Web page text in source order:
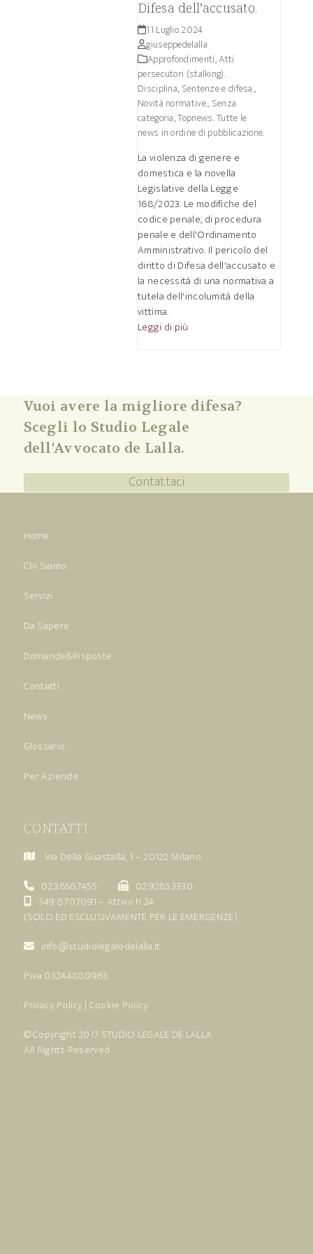
Difesa dell’accusato.
11 Luglio 2024
giuseppedelalla
Approfondimenti,Atti
persecutori (stalking).
Disciplina, Sentenze e difesa.,
Novità normative., Senza
categoria,Topnews. Tutte le
news in ordine di pubblicazione.
La violenza di genere e
domestica e la novella
Legislative della Legge
168/2023. Le modifiche del
codice penale, di procedura
penale e dell'Ordinamento
Amministrativo. Il pericolo del
diritto di Difesa dell'accusato e
la necessità di una normativa a
tutela dell'incolumità della
vittima.
Leggi di più
Vuoi avere la migliore difesa?
Scegli lo Studio Legale
dell'Avvocato de Lalla.
Contattaci
Home
Chi Siamo
Servizi
Da Sapere
Domande&Risposte
Contatti
News
Glossario
Per Aziende
CONTATTI
Via Della Guastalla, 1 – 20122 Milano
02.36567455
02.92853330
349 8707091 – Attivo h 24
(SOLO ED ESCLUSIVAMENTE PER LE EMERGENZE)
info@studiolegaledelalla.it
P.iva 03244880963
Privacy Policy | Cookie Policy
© Copyright 2017 STUDIO LEGALE DE LALLA
All Rights Reserved